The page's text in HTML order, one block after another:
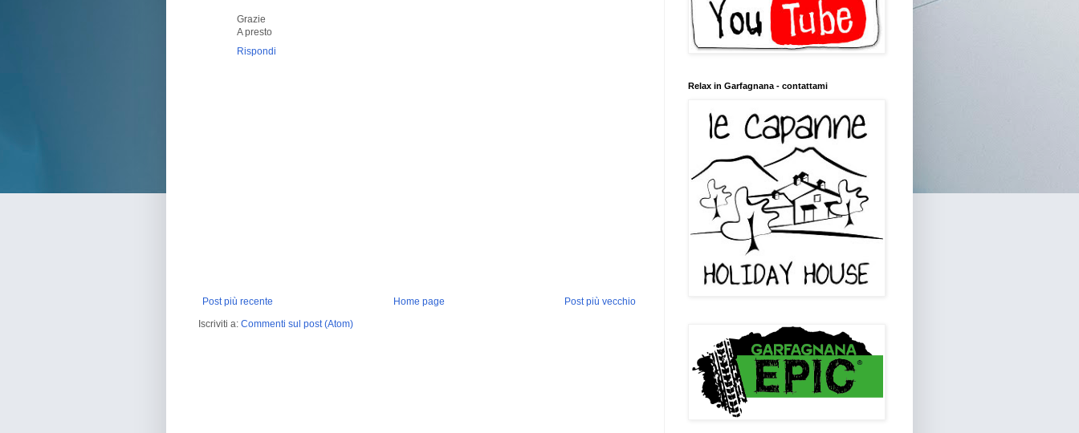
Grazie
A presto
Rispondi
Post più recente Post più vecchio
Home page
Iscriviti a: Commenti sul post (Atom)
Relax in Garfagnana - contattami